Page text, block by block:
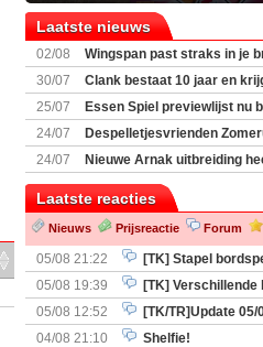
Laatste nieuws
02/08
Wingspan past straks in je
30/07
Clank bestaat 10 jaar en
uitbreiding
25/07
Essen Spiel previewlijst nu
Boardgamegeek
24/07
Despelletjesvrienden
weekend van start
24/07
Nieuwe Arnak uitbreiding
Laatste reacties
Nieuws Prijsreactie Forum
05/08 21:22
[TK] Stapel
Nemesis Retaliation, Zombicide
05/08 19:39
[TK] Verschillende
05/08 12:52
[TK/TR]Update 05/
Prijsverlagingen, Imperium
04/08 21:10
Shelfie!